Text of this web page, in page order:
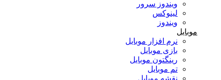
ویندوز سرور
لینوکس
ویندوز
موبایل
نرم افزار موبایل
بازی موبایل
رینگتون موبایل
تم موبایل
نقشه موبایل